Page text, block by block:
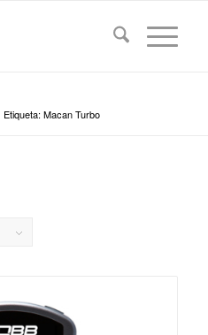
Etiqueta: Macan Turbo